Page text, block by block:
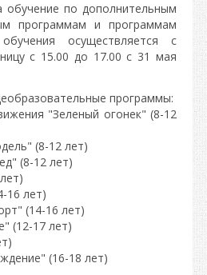
обучение по дополнительным
программам и программам
осуществляется с
с 15.00 до 17.00 с 31 мая
программы:
"Зеленый огонек" (8-12
(8-12 лет)
(8-12 лет)
16 лет)
(14-16 лет)
(12-17 лет)
(16-18 лет)